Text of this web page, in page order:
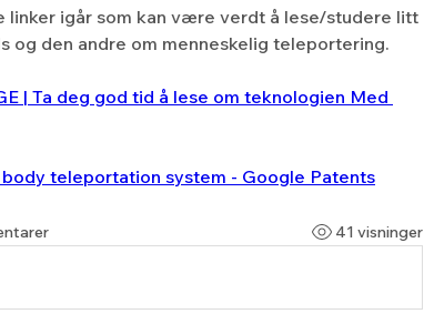
linker igår som kan være verdt å lese/studere litt
og den andre om menneskelig teleportering.
| Ta deg god tid å lese om teknologien Med
body teleportation system - Google Patents
41 visninger